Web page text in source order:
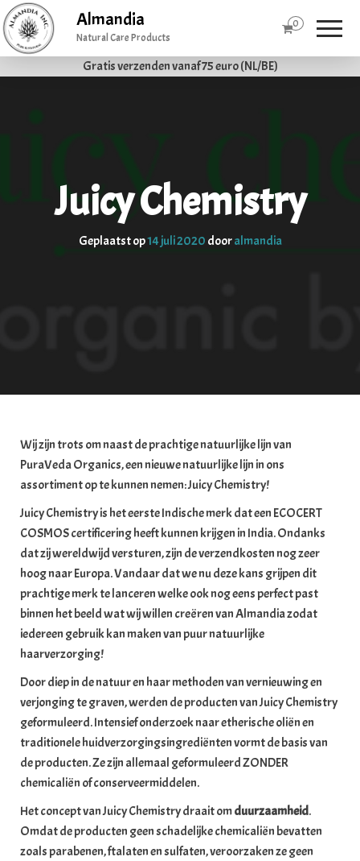
Gratis verzenden vanaf 75 euro (NL/BE)
Almandia
Natural Care Products
0
Juicy Chemistry
Geplaatst op14 juli 2020 dooralmandia
Wij zijn trots om naast de prachtige natuurlijke lijn van
PuraVeda Organics, een nieuwe natuurlijke lijn in ons
assortiment op te kunnen nemen: Juicy Chemistry!
Juicy Chemistry is het eerste Indische merk dat een ECOCERT
COSMOS certificering heeft kunnen krijgen in India. Ondanks
dat zij wereldwijd versturen, zijn de verzendkosten nog zeer
hoog naar Europa. Vandaar dat we nu deze kans grijpen dit
prachtige merk te lanceren welke ook nog eens perfect past
binnen het beeld wat wij willen creëren van Almandia zodat
iedereen gebruik kan maken van puur natuurlijke
haarverzorging!
Door diep in de natuur en haar methoden van vernieuwing en
verjonging te graven, werden de producten van Juicy Chemistry
geformuleerd. Intensief onderzoek naar etherische oliën en
traditionele huidverzorgingsingrediënten vormt de basis van
de producten. Ze zijn allemaal geformuleerd ZONDER
chemicaliën of conserveermiddelen.
Het concept van Juicy Chemistry draait omduurzaamheid.
Omdat de producten geen schadelijke chemicaliën bevatten
zoals parabenen, ftalaten en sulfaten, veroorzaken ze geen